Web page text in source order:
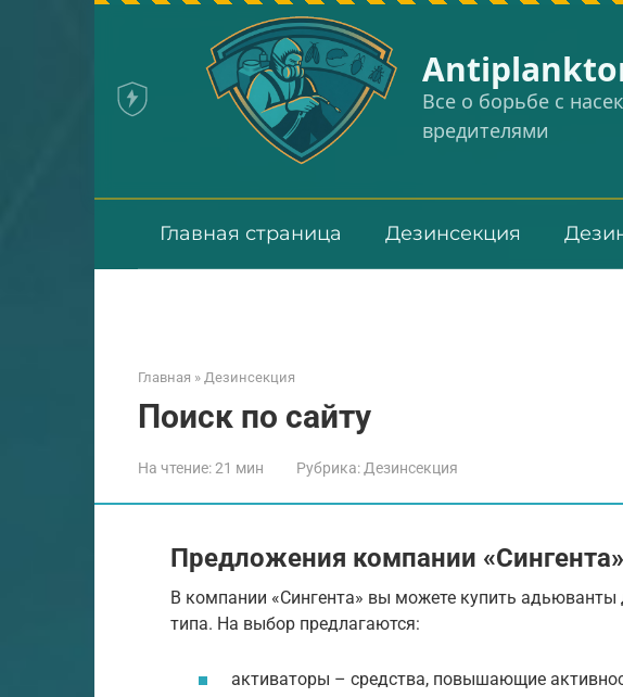
Все о борьбе с
вредителями
Главная страница Дезинсекция
Главная » Дезинсекция
Поиск по сайту
На чтение:21 мин Рубрика: Дезинсекция
Предложения компании «Сингента»
В компании «Сингента» вы можете купить адьюванты
типа. На выбор предлагаются:
активаторы – средства, повышающие